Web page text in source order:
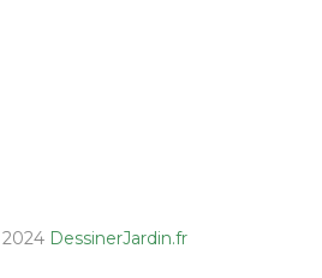
DessinerJardin.fr